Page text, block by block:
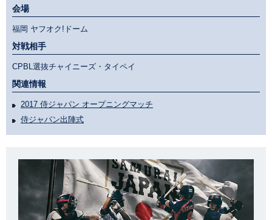
会場
福岡 ヤフオク!ドーム
対戦相手
CPBL選抜チャイニーズ・タイペイ
関連情報
2017 侍ジャパン オープニングマッチ
侍ジャパン出陣式